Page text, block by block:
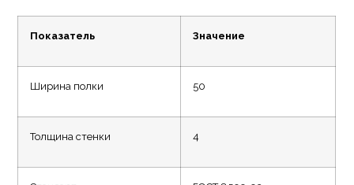
Показатель Значение
Ширина полки 50
Толщина стенки 4